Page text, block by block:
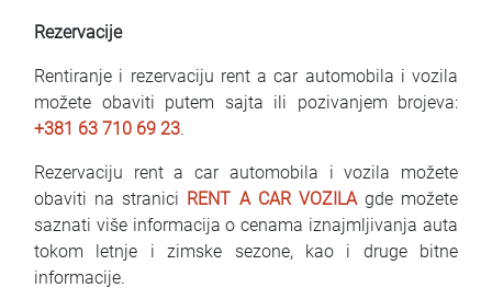
Rezervacije
Rentiranje i rezervaciju rent a car automobila i vozila
možete obaviti putem sajta ili pozivanjem brojeva:
+381 63 710 69 23.
Rezervaciju rent a car automobila i vozila možete
obaviti na stranici RENT A CAR VOZILAgde možete
saznati više informacija o cenama iznajmljivanja auta
tokom letnje i zimske sezone, kao i druge bitne
informacije.